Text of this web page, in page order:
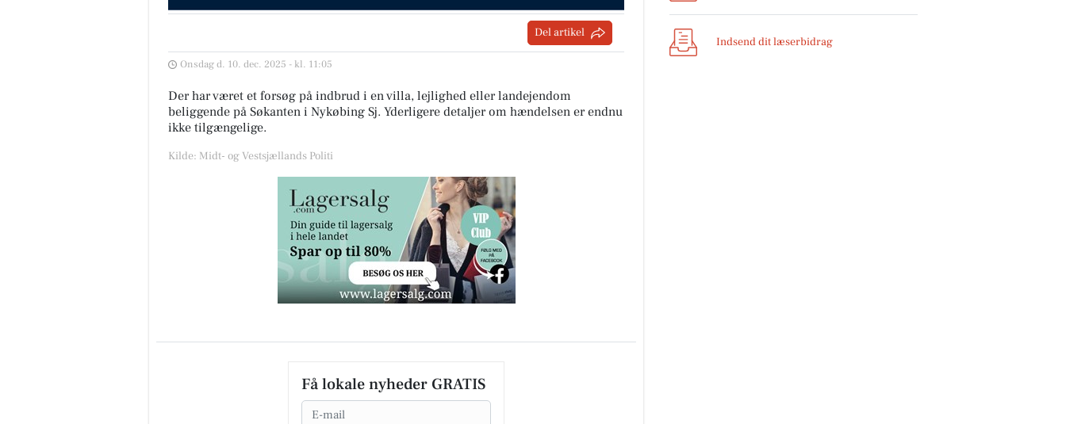
Del artikel
Onsdag d. 10. dec. 2025 - kl. 11:05
Der har været et forsøg på indbrud i en villa, lejlighed eller landejendom
beliggende på Søkanten i Nykøbing Sj. Yderligere detaljer om hændelsen er endnu
ikke tilgængelige.
Kilde: Midt- og Vestsjællands Politi
Få lokale nyheder GRATIS
Email
Indsend dit læserbidrag